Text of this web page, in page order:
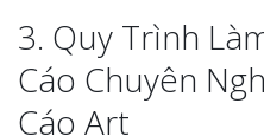
3. Quy Trình
Cáo Chuyên
Cáo Art